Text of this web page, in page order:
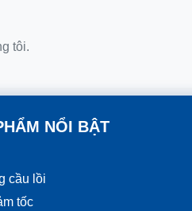
tôi.
NỔI BẬT
cầu lồi
tốc